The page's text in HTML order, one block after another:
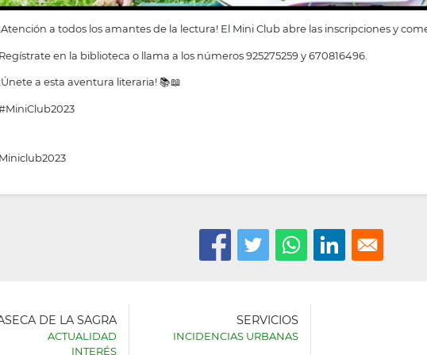
a todos los amantes de la lectura! El Mini Club abre las inscripciones y
en la biblioteca o llama a los números 925275259 y 670816496.
a esta aventura literaria! 📚📖
DE LA SAGRA
ACTUALIDAD
INTERÉS
SERVICIOS
INCIDENCIAS URBANAS